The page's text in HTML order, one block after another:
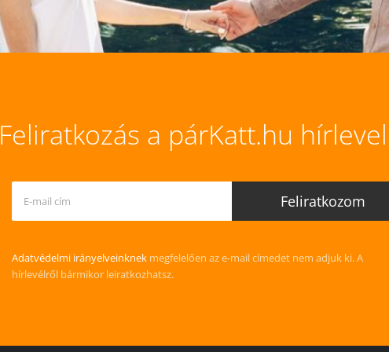
Feliratkozás a párKatt.hu
Adatvédelmi irányelveinknekmegfelelően az e-mail címedet nem adjuk ki. A
hírlevélről bármikor leiratkozhatsz.